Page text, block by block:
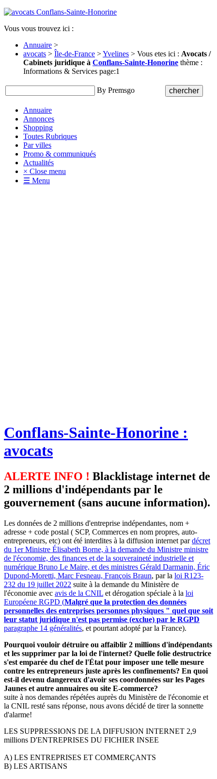
Vous vous trouvez ici :
Annuaire >
avocats > Île-de-France >Yvelines > Vous etes ici : Avocats /
Cabinets juridique à Conflans-Sainte-Honorine thème :
Informations & Services page:1
By Premsgo
Annuaire
Annonces
Shopping
Toutes Rubriques
Par villes
Promo & communiqués
Actualités
× Close menu
☰ Menu
Conflans-Sainte-Honorine :
avocats
ALERTE INFO ! Blacklistage internet de
2 millions d'indépendants par le
gouvernement (sans aucune information).
Les données de 2 millions d'entreprise indépendantes, nom +
adresse + code postal ( SCP, Commerces en nom propres, auto-
entrepreneurs, etc) ont été interdites à la diffusion internet pardécret
du 1er Ministre Élisabeth Borne, à la demande du Ministre ministre
de l'économie, des finances et de la souveraineté industrielle et
numérique Bruno Le Maire, et des ministres Gérald Darmanin, Éric
Dupond-Moretti, Marc Fesneau, François Braun, par la loi R123-
232 du 19 juillet 2022 suite à la demande du Ministère de
l'économie avec avis de la CNIL et dérogation spéciale à la loi
Européene RGPD (Malgré que la protection des données
personnelles des entreprises personnes physiques " quel que soit
leur statut juridique n'est pas permise (exclue) par le RGPD
paragraphe 14 généralités, et pourtant adopté par la France).
Pourquoi vouloir détruire ou affaiblir 2 millions d'indépendants
et les supprimer par la loi de l'internet? Quelle folie destructrice
s'est emparée du chef de l'État pour imposer une telle mesure
contre les entrepreneurs juste après les confinements? En quoi
est-il devenu dangereux d'avoir ses coordonnées sur les Pages
Jaunes et autre annuaires ou site E-commerce?
suite à nos demandes répétées auprès du Ministère de l'économie et
la CNIL resté sans réponse, nous avons décidé de tirer la sonnette
d'alarme!
LES SUPPRESSIONS DE LA DIFFUSION INTERNET 2,9
millions D'ENTREPRISES DU FICHIER INSEE
A) LES ENTREPRISES ET COMMERÇANTS
B) LES ARTISANS